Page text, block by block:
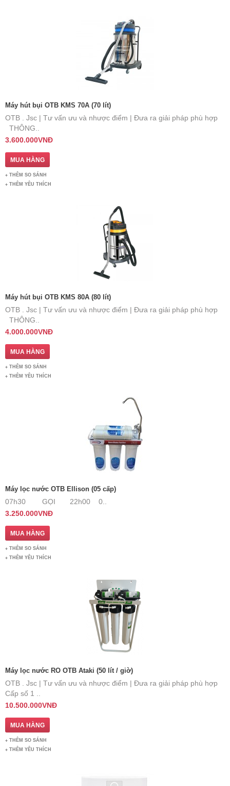
Máy hút bụi OTB KMS 70A (70 lít)
OTB . Jsc | Tư vấn ưu và nhược điểm | Đưa ra giải pháp phù hợp
THÔNG..
3.600.000VNĐ
THÊM SO SÁNH
THÊM YÊU THÍCH
Máy hút bụi OTB KMS 80A (80 lít)
OTB . Jsc | Tư vấn ưu và nhược điểm | Đưa ra giải pháp phù hợp
THÔNG..
4.000.000VNĐ
THÊM SO SÁNH
THÊM YÊU THÍCH
Máy lọc nước OTB Ellison (05 cấp)
07h30 GỌI 22h00 0..
3.250.000VNĐ
THÊM SO SÁNH
THÊM YÊU THÍCH
Máy lọc nước RO OTB Ataki (50 lít / giờ)
OTB . Jsc | Tư vấn ưu và nhược điểm | Đưa ra giải pháp phù hợp ​
Cấp số 1 ..
10.500.000VNĐ
THÊM SO SÁNH
THÊM YÊU THÍCH